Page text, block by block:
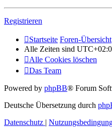
Registrieren
Startseite Foren-Übersicht
Alle Zeiten sind
Alle Cookies löschen
Das Team
Powered by phpBB® Forum
Deutsche Übersetzung durch
Datenschutz |